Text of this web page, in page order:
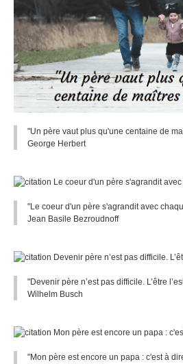
"Un père vaut plus qu'une centaine de
George Herbert
"Le coeur d'un père s'agrandit avec
Jean Basile Bezroudnoff
"Devenir père n’est pas difficile. L’être
Wilhelm Busch
"Mon père est encore un papa : c'est à